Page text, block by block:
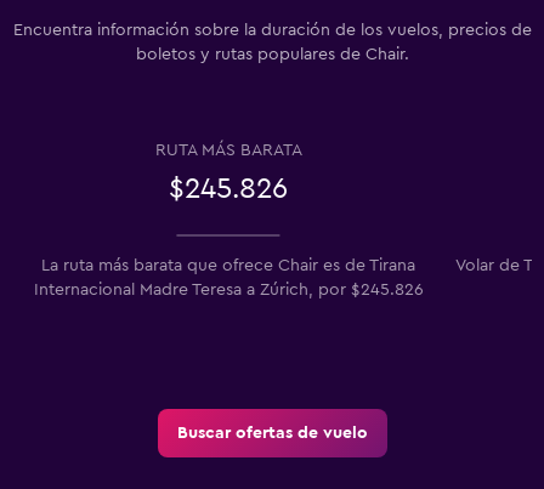
Encuentra información sobre la duración de los vuelos, precios de
boletos y rutas populares de Chair.
RUTA MÁS BARATA
$245.826
La ruta más barata que ofrece Chair es de Tirana
Internacional Madre Teresa a Zúrich, por $245.826
Volar de
Buscar ofertas de vuelo